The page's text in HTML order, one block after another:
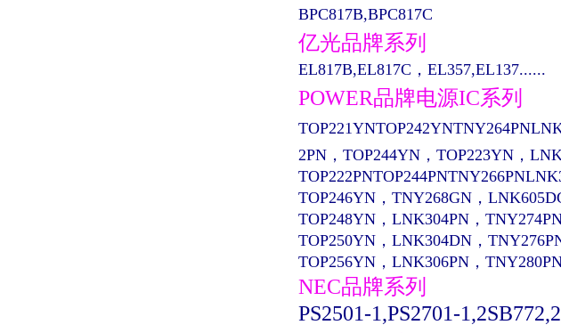
BPC817B,BPC817C
亿光品牌系列
EL817B,EL817C，EL357,EL137......
POWER品牌电源IC系列
2PN，TOP244YN，TOP223YN，
TOP246YN，TNY268GN，
TOP248YN，LNK304PN，
TOP250YN，LNK304DN，
TOP256YN，LNK306PN，
NEC品牌系列
PS2501-1,PS2701-